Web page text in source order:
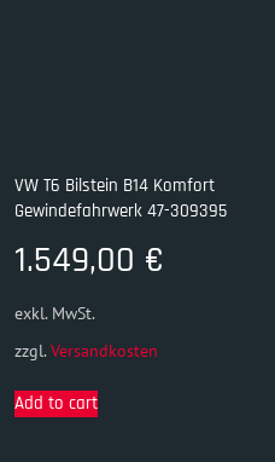
VW T6 Bilstein B14 Komfort
Gewindefahrwerk 47-309395
1.549,00 €
exkl. MwSt.
zzgl.Versandkosten
Add to cart